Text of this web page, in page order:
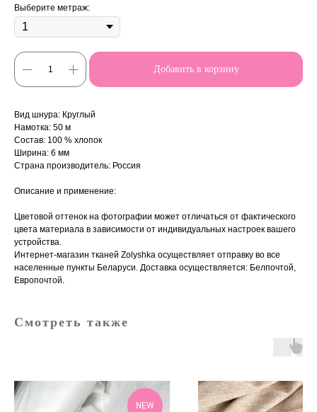
Выберите метраж:
Добавить в корзину
Вид шнура: Круглый
Намотка: 50 м
Состав: 100 % хлопок
Ширина: 6 мм
Страна производитель: Россия
Описание и применение:
Цветовой оттенок на фотографии может отличаться от фактического
цвета материала в зависимости от индивидуальных настроек вашего
устройства.
Интернет-магазин тканей Zolyshka осуществляет отправку во все
населенные пункты Беларуси. Доставка осуществляется: Белпочтой,
Европочтой.
Смотреть также
NEW